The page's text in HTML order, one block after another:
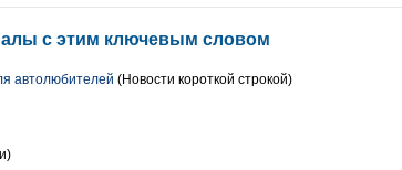
с этим ключевым словом
автолюбителей (Новости короткой строкой)